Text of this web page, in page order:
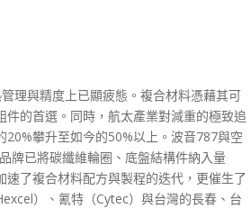
理與精度上已顯疲態。複合材料憑藉其可
的首選。同時，航太產業對減重的極致追
攀升至如今的50%以上。波音787與空
牌已將碳纖維輪圈、底盤結構件納入量
了複合材料配方與製程的迭代，更催生了
）、氰特（Cytec）與台灣的長春、台